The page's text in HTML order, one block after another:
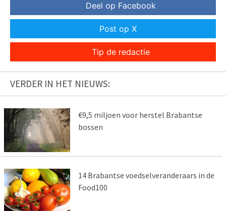
Deel op Facebook
Post op X
Tip de redactie
VERDER IN HET NIEUWS:
€9,5 miljoen voor herstel Brabantse
bossen
14 Brabantse voedselveranderaars in de
Food100